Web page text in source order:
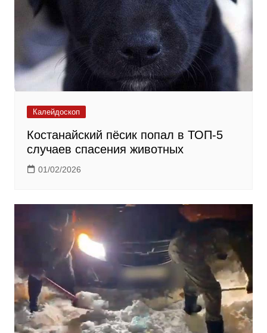
Калейдоскоп
Костанайский пёсик попал в ТОП-5
случаев спасения животных
01/02/2026